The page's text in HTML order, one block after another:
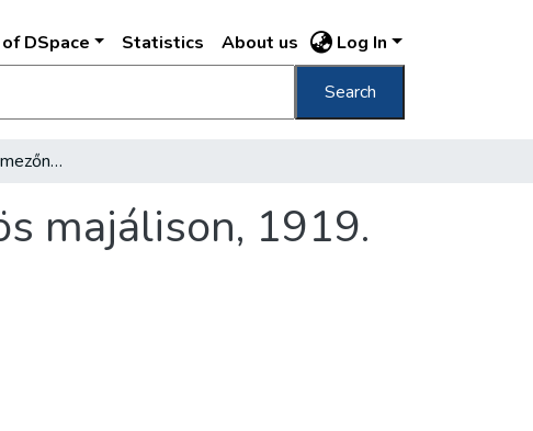
DSpace Statistics About us Log In
Search
[Póznamászás a Vérmezőn rendezett vörös majálison, 1919. május 1.]
majálison, 1919.